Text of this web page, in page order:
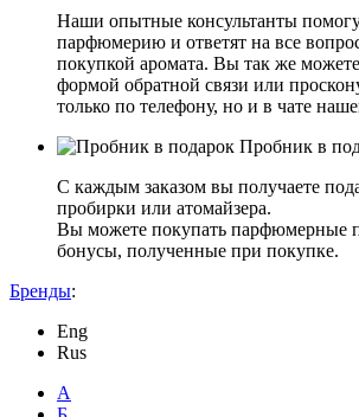
Наши опытные консультанты
парфюмерию и ответят на все
покупкой аромата. Вы так же можете
формой обратной связи или
только по телефону, но и в чате
Пробник в
С каждым заказом вы получаете
пробирки или атомайзера.
Вы можете покупать парфюмерные
бонусы, полученные при покупке.
Бренды:
Eng
Rus
А